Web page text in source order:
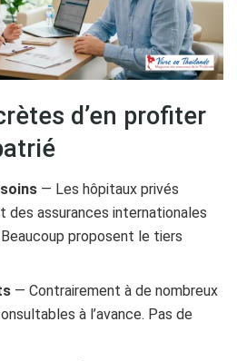
d’en profiter
— Les hôpitaux privés
assurances internationales
Beaucoup proposent le tiers
— Contrairement à de nombreux
à l’avance. Pas de